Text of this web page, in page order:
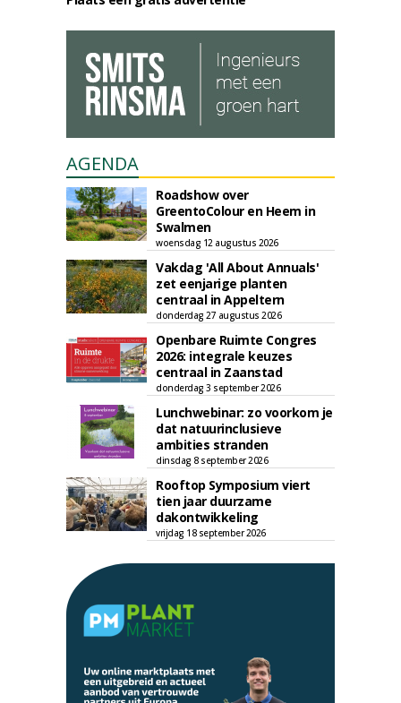
AGENDA
Roadshow over
GreentoColour en Heem in
Swalmen
woensdag 12 augustus 2026
Vakdag 'All About Annuals'
zet eenjarige planten
centraal in Appeltern
donderdag 27 augustus 2026
Openbare Ruimte Congres
2026: integrale keuzes
centraal in Zaanstad
donderdag 3 september 2026
Lunchwebinar: zo voorkom je
dat natuurinclusieve
ambities stranden
dinsdag 8 september 2026
Rooftop Symposium viert
tien jaar duurzame
dakontwikkeling
vrijdag 18 september 2026